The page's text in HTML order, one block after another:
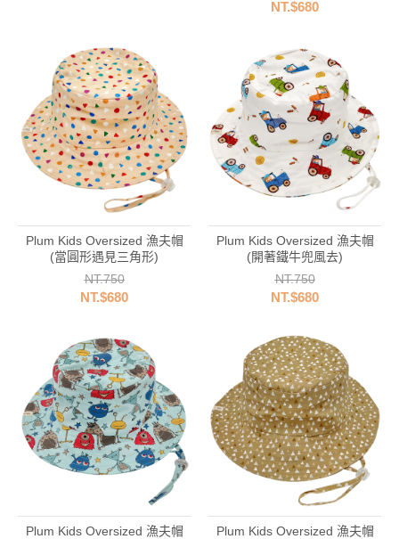
NT.$680
Plum Kids Oversized 漁夫帽
(當圓形遇見三角形)
NT.750
NT.$680
Plum Kids Oversized 漁夫帽
(開著鐵牛兜風去)
NT.750
NT.$680
Plum Kids Oversized 漁夫帽
Plum Kids Oversized 漁夫帽